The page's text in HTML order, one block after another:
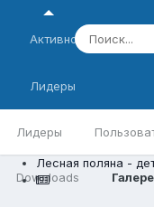
Лидеры
Downloads
Активность
Лидеры
Лесная поляна -